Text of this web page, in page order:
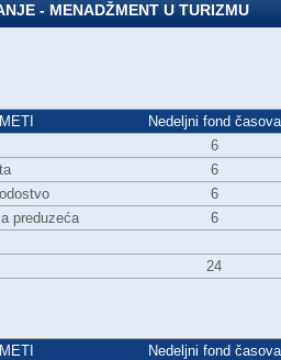
- MENADŽMENT U TURIZMU
Nedeljni fond časova
6
6
6
preduzeća
6
24
Nedeljni fond časova